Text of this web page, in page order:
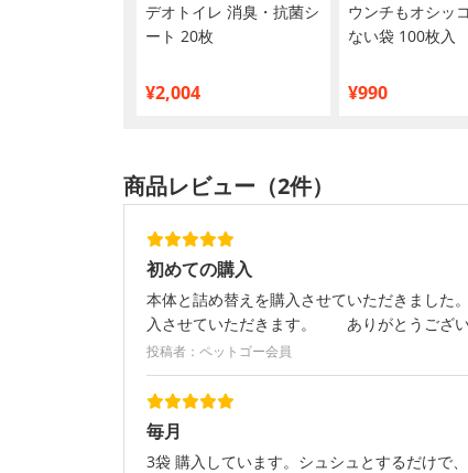
デオトイレ 消臭・抗菌シ
ート 20枚
¥2,004
ウンチもオシッ
ない袋 100枚入
¥990
商品レビュー（2件）
初めての購入
本体と詰め替えを購入させていただきまし
入させていただきます。 ありがとうござい
投稿者：ペットゴー会員
毎月
3袋 購入しています。シュシュとするだけで